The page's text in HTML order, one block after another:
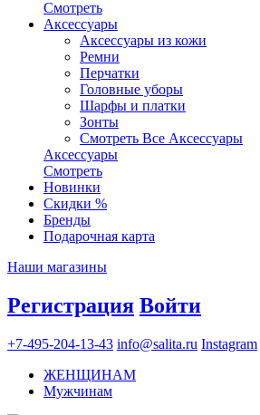
Смотреть
Аксессуары
Аксессуары из кожи
Ремни
Перчатки
Головные уборы
Шарфы и платки
Зонты
Смотреть Все Аксессуары
Аксессуары
Смотреть
Новинки
Скидки %
Бренды
Подарочная карта
Наши магазины
Регистрация Войти
+7-495-204-13-43 info@salita.ru Instagram
ЖЕНЩИНАМ
Мужчинам